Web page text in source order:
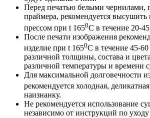
Перед печатью белыми чернилами,
праймера, рекомендуется высушить
прессом при t 1650С в течение 20-
После печати изображения
изделие при t 1650С в течение 45-
различной толщины, состава и
различной температуры и времени
Для максимальной долговечности
рекомендуется холодная,
наизнанку.
Не рекомендуется использование
независимо от инструкций по уходу